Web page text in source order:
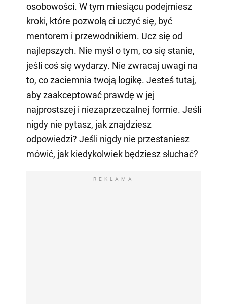
osobowości. W tym miesiącu podejmiesz
kroki, które pozwolą ci uczyć się, być
mentorem i przewodnikiem. Ucz się od
najlepszych. Nie myśl o tym, co się stanie,
jeśli coś się wydarzy. Nie zwracaj uwagi na
to, co zaciemnia twoją logikę. Jesteś tutaj,
aby zaakceptować prawdę w jej
najprostszej i niezaprzeczalnej formie. Jeśli
nigdy nie pytasz, jak znajdziesz
odpowiedzi? Jeśli nigdy nie przestaniesz
mówić, jak kiedykolwiek będziesz słuchać?
REKLAMA